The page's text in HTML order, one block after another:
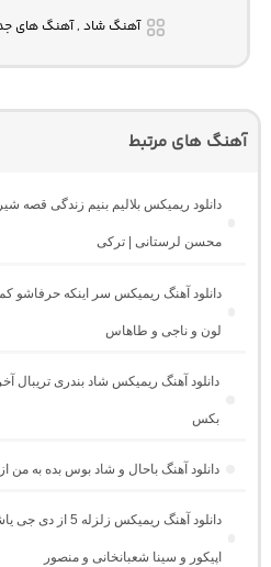
آهنگ شاد , آهنگ های
آهنگ های مرتبط
دانلود ریمیکس بلالیم بنیم زندگی قصه
محسن لرستانی | ترکی
دانلود آهنگ ریمیکس سر اینکه
لون و ناجی و طاهاس
دانلود آهنگ ریمیکس شاد بندری تریبال
بکس
دانلود آهنگ باحال و شاد بوس بده به من
دانلود آهنگ
اپیکور و سینا شعبانخانی و منصور